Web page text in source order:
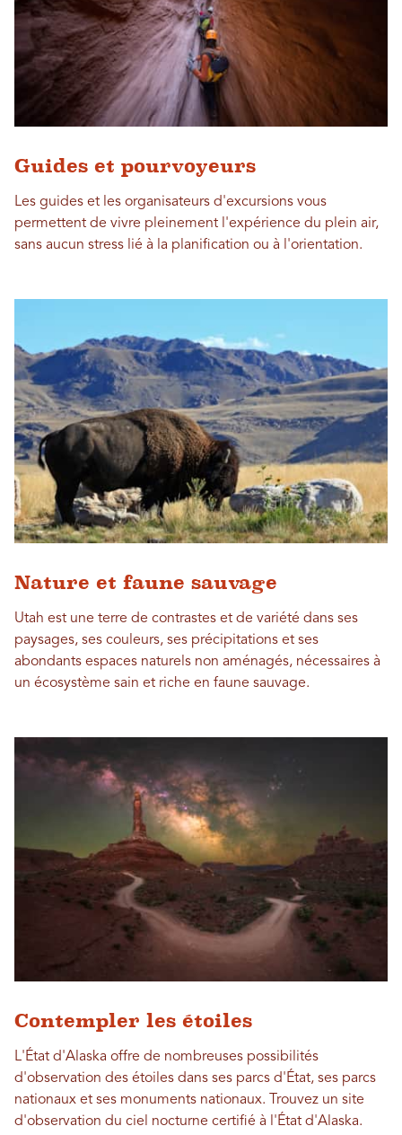
Guides et pourvoyeurs
Les guides et les organisateurs d'excursions vous
permettent de vivre pleinement l'expérience du plein air,
sans aucun stress lié à la planification ou à l'orientation.
Nature et faune sauvage
Utah est une terre de contrastes et de variété dans ses
paysages, ses couleurs, ses précipitations et ses
abondants espaces naturels non aménagés, nécessaires à
un écosystème sain et riche en faune sauvage.
Contempler les étoiles
L'État d'Alaska offre de nombreuses possibilités
d'observation des étoiles dans ses parcs d'État, ses parcs
nationaux et ses monuments nationaux. Trouvez un site
d'observation du ciel nocturne certifié à l'État d'Alaska.